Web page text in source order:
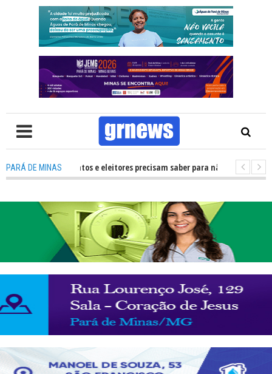
PARÁ DE MINAS
O que candidatos e eleitores precisam saber para não ter problemas nas